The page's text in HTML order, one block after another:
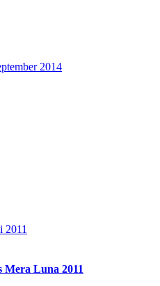
2014
2011
Mera Luna 2011